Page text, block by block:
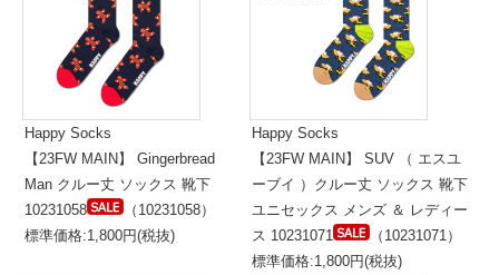
Happy Socks
【23FW MAIN】 Gingerbread
Man クルー丈 ソックス 靴下
10231058
（10231058）
標準価格:1,800円(税抜)
Happy Socks
【23FW MAIN】 SUV （ エスユ
ーブイ ）クルー丈 ソックス 靴下
ユニセックス メンズ ＆ レディー
ス 10231071
（10231071）
標準価格:1,800円(税抜)